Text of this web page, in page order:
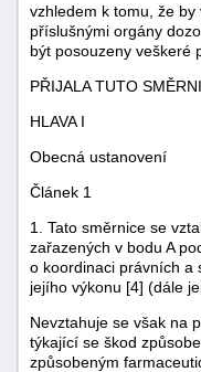
vzhledem k tomu, že
příslušnými orgány
být posouzeny veškeré
PŘIJALA TUTO
HLAVA I
Obecná ustanovení
Článek 1
1. Tato směrnice se
zařazených v bodu A
o koordinaci právních a
jejího výkonu [4] (dále
Nevztahuje se však na
týkající se škod
způsobeným